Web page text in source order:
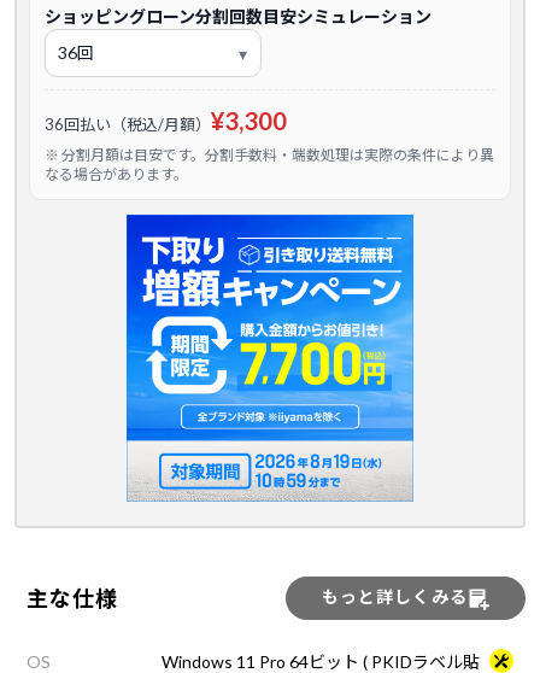
ショッピングローン分割回数目安シミュレーション
36回払い（税込/月額） ¥3,300
※ 分割月額は目安です。分割手数料・端数処理は実際の条件により異
なる場合があります。
主な仕様 もっと詳しくみる
OS
Windows 11 Pro 64ビット ( PKIDラベル貼